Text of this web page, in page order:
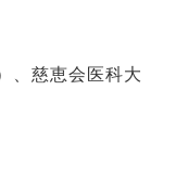
、慈恵会医科大